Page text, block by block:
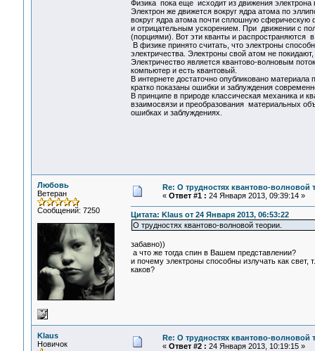
Физика пока еще исходит из движения электрона
Электрон же движется вокруг ядра атома по
вокруг ядра атома почти сплошную сферическую
и отрицательным ускорением. При движении с
(порциями). Вот эти кванты и распространяются
В физике принято считать, что электроны
электричества. Электроны свой атом не
Электричество является квантово-волновым
компьютер и есть квантовый.
В интернете достаточно опубликовано
кратко показаны ошибки и заблуждения
В принципе в природе классическая механика и
взаимосвязи и преобразования материальных
ошибках и заблуждениях.
Любовь
Ветеран
Сообщений: 7250
Re: О трудностях квантово-волновой
« Ответ #1 : 24 Января 2013, 09:39:14 »
Цитата: Klaus от 24 Января 2013, 06:53:22
О трудностях квантово-волновой теории.
забавно))
а что же тогда спин в Вашем представлении?
и почему электроны способны излучать как свет,
каков?
Klaus
Новичок
Re: О трудностях квантово-волновой
« Ответ #2 : 24 Января 2013, 10:19:15 »